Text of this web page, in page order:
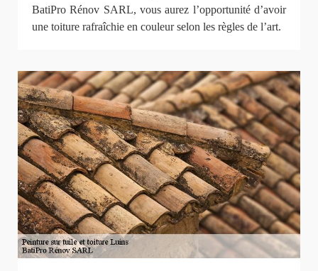
BatiPro Rénov SARL, vous aurez l’opportunité d’avoir
une toiture rafraîchie en couleur selon les règles de l’art.